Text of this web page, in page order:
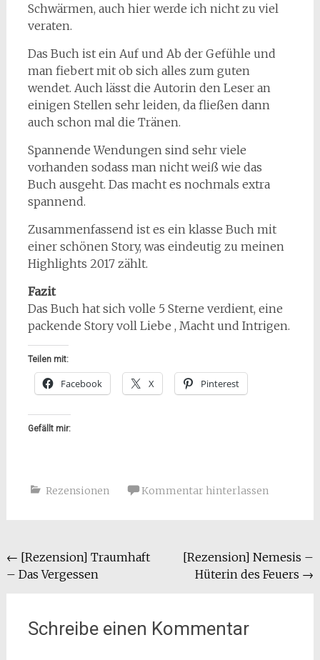
Schwärmen, auch hier werde ich nicht zu viel
veraten.
Das Buch ist ein Auf und Ab der Gefühle und
man fiebert mit ob sich alles zum guten
wendet. Auch lässt die Autorin den Leser an
einigen Stellen sehr leiden, da fließen dann
auch schon mal die Tränen.
Spannende Wendungen sind sehr viele
vorhanden sodass man nicht weiß wie das
Buch ausgeht. Das macht es nochmals extra
spannend.
Zusammenfassend ist es ein klasse Buch mit
einer schönen Story, was eindeutig zu meinen
Highlights 2017 zählt.
Fazit
Das Buch hat sich volle 5 Sterne verdient, eine
packende Story voll Liebe , Macht und Intrigen.
Teilen mit:
Facebook X Pinterest
Gefällt mir:
Rezensionen Kommentar hinterlassen
Beitragsnavigation
← [Rezension] Traumhaft
– Das Vergessen
[Rezension] Nemesis –
Hüterin des Feuers →
Schreibe einen Kommentar